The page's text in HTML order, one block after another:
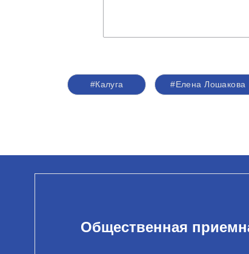
#Калуга #Елена Лошакова
Общественная